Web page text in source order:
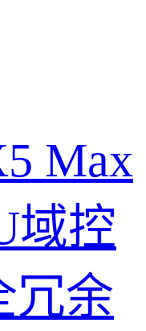
Max
域控
冗余